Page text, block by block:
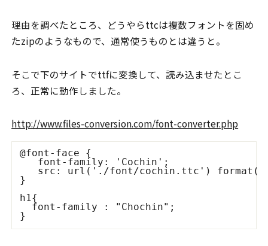
理由を調べたところ、どうやらttcは複数フォントを固め
たzipのようなもので、通常使うものとは違うと。
そこで下のサイトでttfに変換して、読み込ませたとこ
ろ、正常に動作しました。
http://www.files-conversion.com/font-converter.php
@font-face {
   font-family: 'Cochin';
src: url('./font/cochin.ttc')
}
h1{
  font-family : "Chochin";